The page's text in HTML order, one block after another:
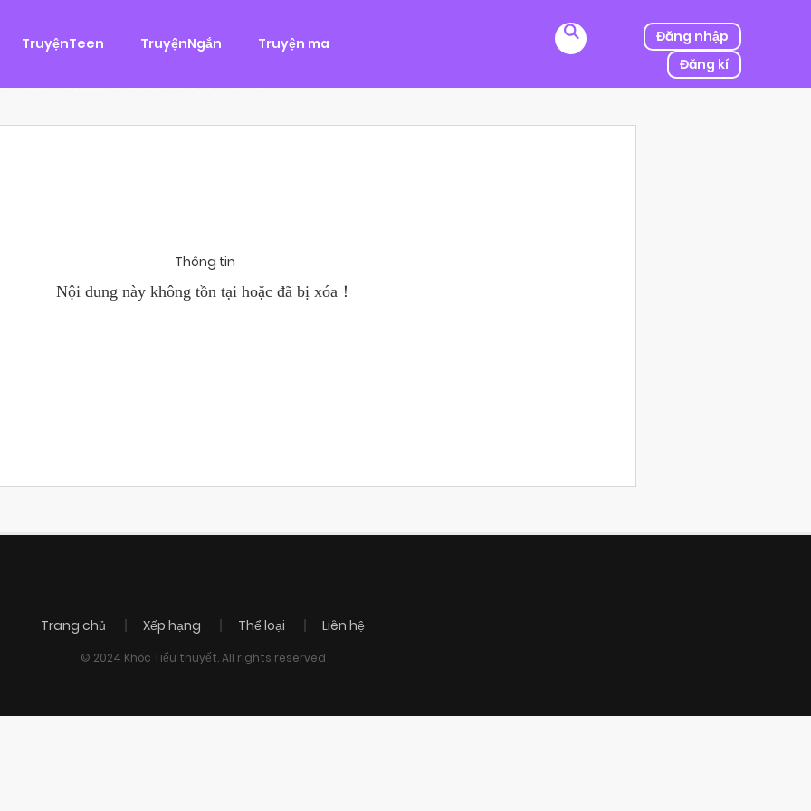
TruyệnTeen TruyệnNgắn Truyện ma
Đăng nhập
Đăng kí
Tình Cảm
Hùng, một tên cướp biển chân chính. Cho đến một ngày, cô bị kẻ thù của ba mình bắt cóc, người được mệnh danh
Chánh Uy săn lùng ba của Nhã Thụy và...
Thông tin
Nội dung này không tồn tại hoặc đã bị xóa！
Trang chủ Xếp hạng Thể loại Liên hệ
© 2024 Khóc Tiểu thuyết. All rights reserved